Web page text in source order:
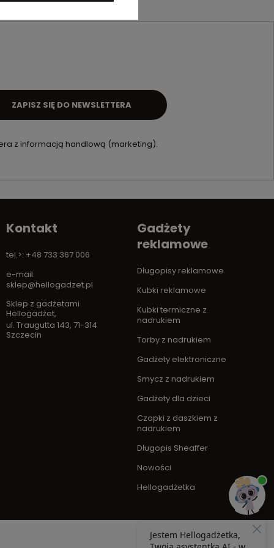
z informacją handlową (marketing).
ZAPISZ SIĘ DO NEWSLETTERA
Kontakt
tel.>: +48 733 367 006
e-mail:
sklep@hellogadzet.pl
Sklep z gadżetami
Hellogadżet,
ul. Traugutta 143, 71-314
Szczecin
Gadżety
reklamowe
Długopisy reklamowe
Kubki reklamowe
Kubki termiczne z
nadrukiem
Torby z nadrukiem
Gadżety elektroniczne
Smycz z nadrukiem
Gadżety dla dzieci
Czapki z daszkiem z
nadrukiem
Długopis Sheaffer
Nowości
Hellogadżetka